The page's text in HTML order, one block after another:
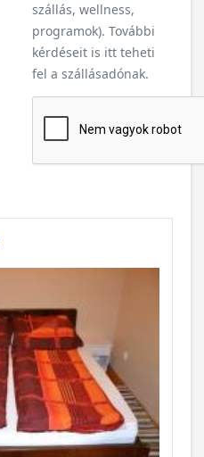
szállás, wellness,
programok). További
kérdéseit is itt teheti
fel a szállásadónak.